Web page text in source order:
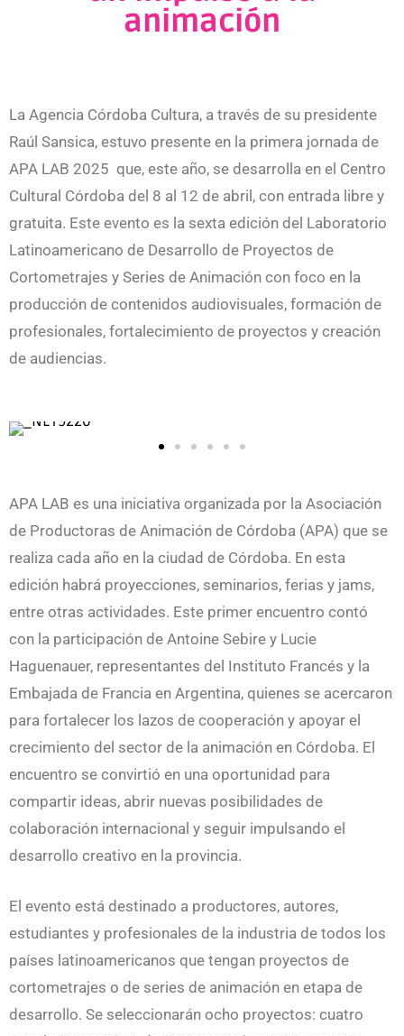
animación
La Agencia Córdoba Cultura, a través de su presidente
Raúl Sansica, estuvo presente en la primera jornada de
APA LAB 2025 que, este año, se desarrolla en el Centro
Cultural Córdoba del 8 al 12 de abril, con entrada libre y
gratuita. Este evento es la sexta edición del Laboratorio
Latinoamericano de Desarrollo de Proyectos de
Cortometrajes y Series de Animación con foco en la
producción de contenidos audiovisuales, formación de
profesionales, fortalecimiento de proyectos y creación
de audiencias.
APA LAB es una iniciativa organizada por la Asociación
de Productoras de Animación de Córdoba (APA) que se
realiza cada año en la ciudad de Córdoba. En esta
edición habrá proyecciones, seminarios, ferias y jams,
entre otras actividades. Este primer encuentro contó
con la participación de Antoine Sebire y Lucie
Haguenauer, representantes del Instituto Francés y la
Embajada de Francia en Argentina, quienes se acercaron
para fortalecer los lazos de cooperación y apoyar el
crecimiento del sector de la animación en Córdoba. El
encuentro se convirtió en una oportunidad para
compartir ideas, abrir nuevas posibilidades de
colaboración internacional y seguir impulsando el
desarrollo creativo en la provincia.
El evento está destinado a productores, autores,
estudiantes y profesionales de la industria de todos los
países latinoamericanos que tengan proyectos de
cortometrajes o de series de animación en etapa de
desarrollo. Se seleccionarán ocho proyectos: cuatro